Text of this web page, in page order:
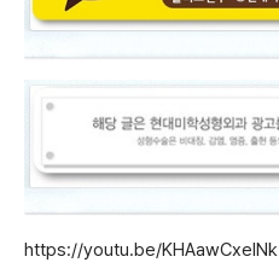
https://youtu.be/KHAawCxelNk